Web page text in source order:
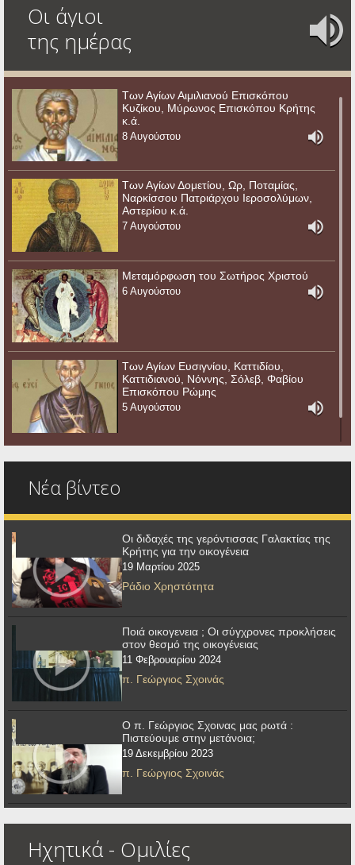
Οι άγιοι
της ημέρας
Των Αγίων Αιμιλιανού Επισκόπου
Κυζίκου, Μύρωνος Επισκόπου Κρήτης
κ.ά.
8 Αυγούστου
Των Αγίων Δομετίου, Ωρ, Ποταμίας,
Ναρκίσσου Πατριάρχου Ιεροσολύμων,
Αστερίου κ.ά.
7 Αυγούστου
Μεταμόρφωση του Σωτήρος Χριστού
6 Αυγούστου
Των Αγίων Ευσιγνίου, Καττιδίου,
Καττιδιανού, Νόννης, Σόλεβ, Φαβίου
Επισκόπου Ρώμης
5 Αυγούστου
Νέα βίντεο
Οι διδαχές της γερόντισσας Γαλακτίας της
Κρήτης για την οικογένεια
19 Μαρτίου 2025
Ράδιο Χρηστότητα
Ποιά οικογενεια ; Οι σύγχρονες προκλήσεις
στον θεσμό της οικογένειας
11 Φεβρουαρίου 2024
π. Γεώργιος Σχοινάς
Ο π. Γεώργιος Σχοινας μας ρωτά :
Πιστεύουμε στην μετάνοια;
19 Δεκεμβρίου 2023
π. Γεώργιος Σχοινάς
Ηχητικά - Ομιλίες